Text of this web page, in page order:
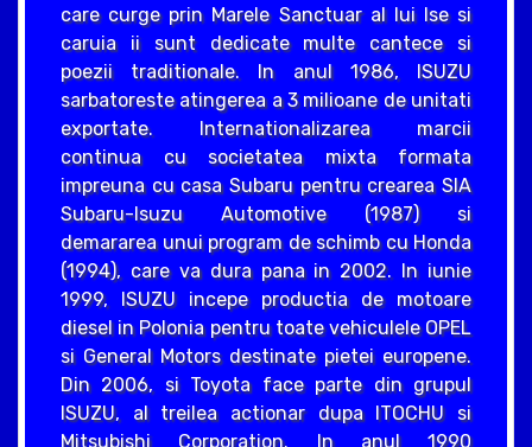
care curge prin Marele Sanctuar al lui Ise si
caruia ii sunt dedicate multe cantece si
poezii traditionale. In anul 1986, ISUZU
sarbatoreste atingerea a 3 milioane de unitati
exportate. Internationalizarea marcii
continua cu societatea mixta formata
impreuna cu casa Subaru pentru crearea SIA
Subaru-Isuzu Automotive (1987) si
demararea unui program de schimb cu Honda
(1994), care va dura pana in 2002. In iunie
1999, ISUZU incepe productia de motoare
diesel in Polonia pentru toate vehiculele OPEL
si General Motors destinate pietei europene.
Din 2006, si Toyota face parte din grupul
ISUZU, al treilea actionar dupa ITOCHU si
Mitsubishi Corporation. In anul 1990